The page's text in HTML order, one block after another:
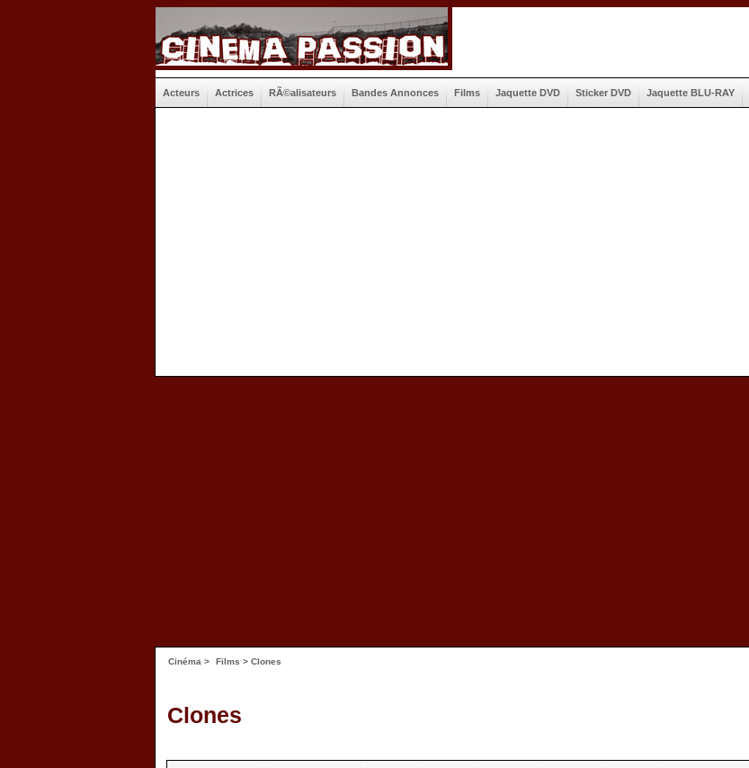
Acteurs Actrices RÃ©alisateurs Bandes Annonces Films Jaquette DVD Sticker DVD Jaquette BLU-RAY
Cinéma > Films > Clones
Clones